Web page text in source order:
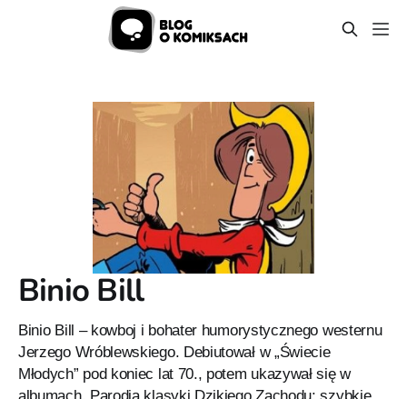
Binio Bill
Binio Bill – kowboj i bohater humorystycznego westernu
Jerzego Wróblewskiego. Debiutował w „Świecie
Młodych” pod koniec lat 70., potem ukazywał się w